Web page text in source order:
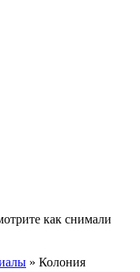
как снимали
» Колония